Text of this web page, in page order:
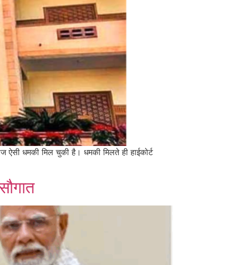
ऐसी धमकी मिल चुकी है। धमकी मिलते ही हाईकोर्ट